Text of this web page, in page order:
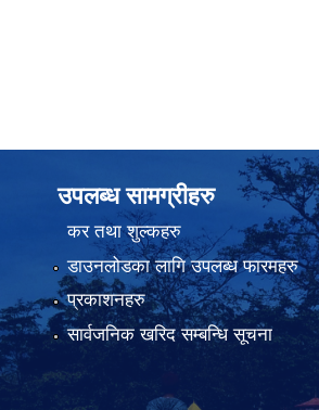
उपलब्ध सामग्रीहरु
कर तथा शुल्कहरु
डाउनलोडका लागि उपलब्ध फारमहरु
प्रकाशनहरु
सार्वजनिक खरिद सम्बन्धि सूचना